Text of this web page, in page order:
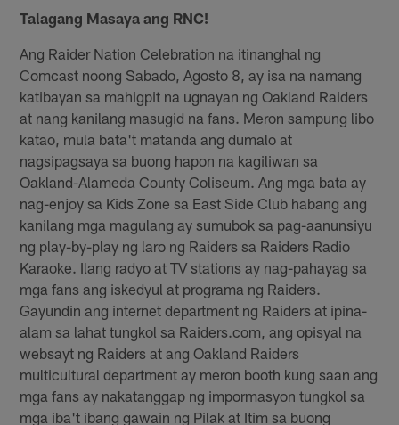
Talagang Masaya ang RNC!
Ang Raider Nation Celebration na itinanghal ng
Comcast noong Sabado, Agosto 8, ay isa na namang
katibayan sa mahigpit na ugnayan ng Oakland Raiders
at nang kanilang masugid na fans. Meron sampung libo
katao, mula bata't matanda ang dumalo at
nagsipagsaya sa buong hapon na kagiliwan sa
Oakland-Alameda County Coliseum. Ang mga bata ay
nag-enjoy sa Kids Zone sa East Side Club habang ang
kanilang mga magulang ay sumubok sa pag-aanunsiyu
ng play-by-play ng laro ng Raiders sa Raiders Radio
Karaoke. Ilang radyo at TV stations ay nag-pahayag sa
mga fans ang iskedyul at programa ng Raiders.
Gayundin ang internet department ng Raiders at ipina-
alam sa lahat tungkol sa Raiders.com, ang opisyal na
websayt ng Raiders at ang Oakland Raiders
multicultural department ay meron booth kung saan ang
mga fans ay nakatanggap ng impormasyon tungkol sa
mga iba't ibang gawain ng Pilak at Itim sa buong